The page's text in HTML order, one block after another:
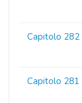
Capitolo 282
Capitolo 281